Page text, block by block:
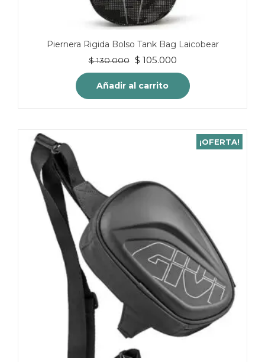
Piernera Rigida Bolso Tank Bag Laicobear
$130.000 El
precio
original
era:
$ 105.000El
precio
actual
es:
Añadir al carrito
¡OFERTA!